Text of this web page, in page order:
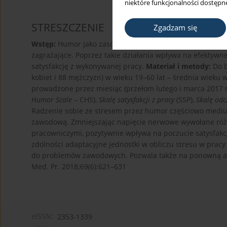
niektóre funkcjonalności
Zgadzam się
STRESZCZENIE
Wstęp: Humor jako zasób podmiotowy jednostki
zagrażające. Poprzez takie działania wpływa na
satysfakcję z wykonywanej pracy. Materiał i metody: Do
kobiet i 88 mężczyzn) w wieku 19–60 lat – średnia wieku
prowadzone przez miesiąc (przełom lutego i marca 2017
Humor Scale – CHS), Skalę satysfakcji z pracy(SSP), Skalę
Radzenie sobie ze stresem przez humor częściowo
zawodową. Zmniejszając napięcie nerwowe wywołane
pracowniczymi, pozytywnie wpływa na poczucie
zdolności adaptacyjne jednostki w obliczu stresu w
do problemów zawodowych. Pozwala także na
Med. Pr. 2018;69(6):621–631
2353-1339